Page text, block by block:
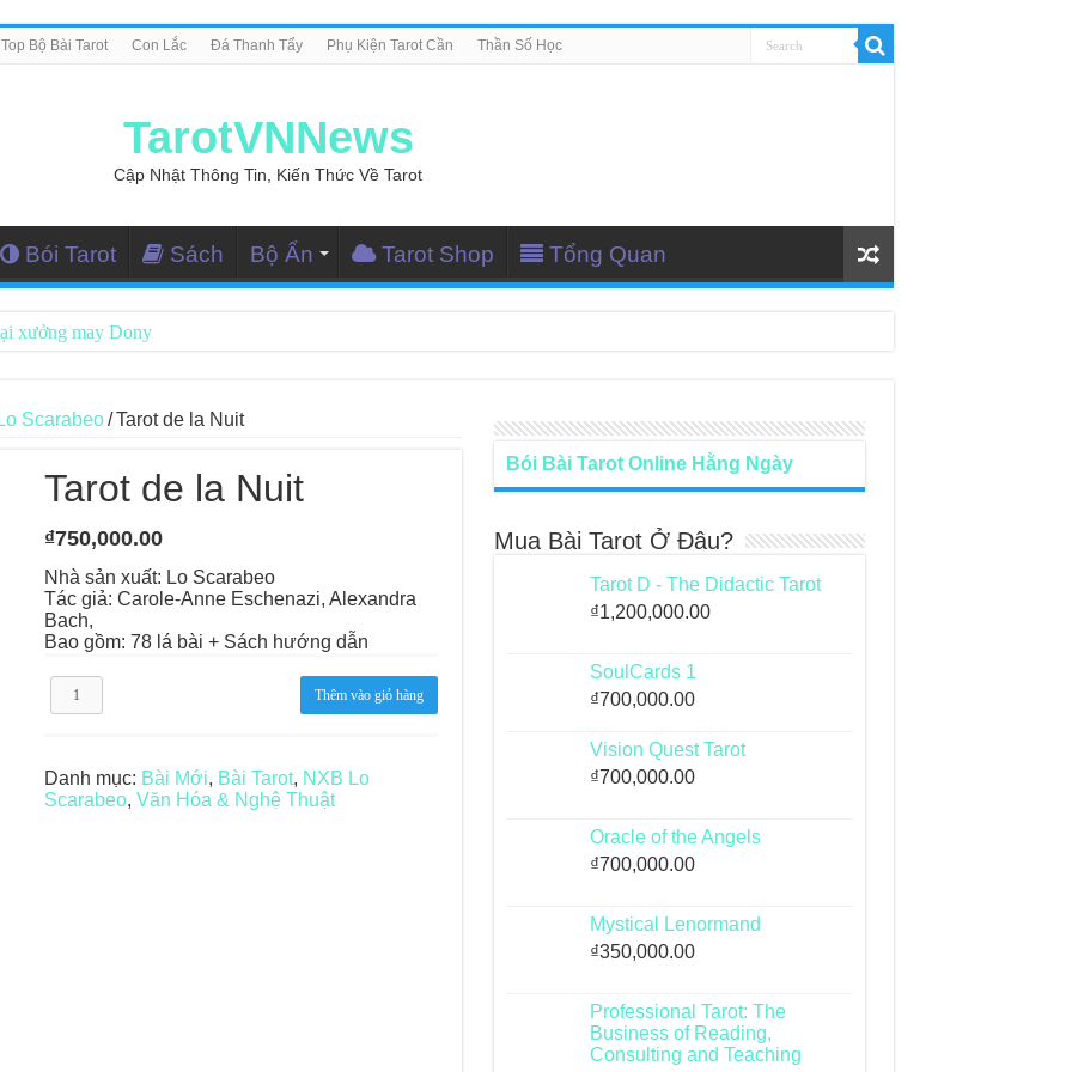
Top Bộ Bài Tarot Con Lắc Đá Thanh Tẩy Phụ Kiện Tarot Cần Thần Số Học
TarotVNNews
Cập Nhật Thông Tin, Kiến Thức Về Tarot
Bói Tarot Sách Bộ Ẩn Tarot Shop Tổng Quan
xưởng may Dony
Kết Nối Với Thế Giới Tâm Linh
– Lá Số 70: Heaven
– Lá Số 69: Contemplation
– Lá Số 68: Drop Into Your Heart
– Lá Số 67: The Swan
– Lá Số 66: Coming Together
– Lá Số 65: The Breaking
Scarabeo / Tarot de la Nuit
Tarot de la Nuit
₫750,000.00
Nhà sản xuất: Lo Scarabeo
Tác giả: Carole-Anne Eschenazi, Alexandra
Bach,
Bao gồm: 78 lá bài + Sách hướng dẫn
Tarot
số
lượng
Thêm vào giỏ hàng
Danh mục: Bài Mới, Bài Tarot, NXB Lo
Scarabeo,Văn Hóa & Nghệ Thuật
Bói Bài Tarot Online Hằng Ngày
Mua Bài Tarot Ở Đâu?
Tarot D - The Didactic Tarot
₫1,200,000.00
SoulCards 1
₫700,000.00
Vision Quest Tarot
₫700,000.00
Oracle of the Angels
₫700,000.00
Mystical Lenormand
₫350,000.00
Professional Tarot: The
Business of Reading,
Consulting and Teaching